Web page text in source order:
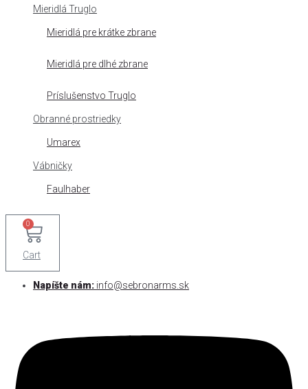
Mieridlá Truglo
Mieridlá pre krátke zbrane
Mieridlá pre dlhé zbrane
Príslušenstvo Truglo
Obranné prostriedky
Umarex
Vábničky
Faulhaber
0
Cart
Napíšte nám: info@sebronarms.sk